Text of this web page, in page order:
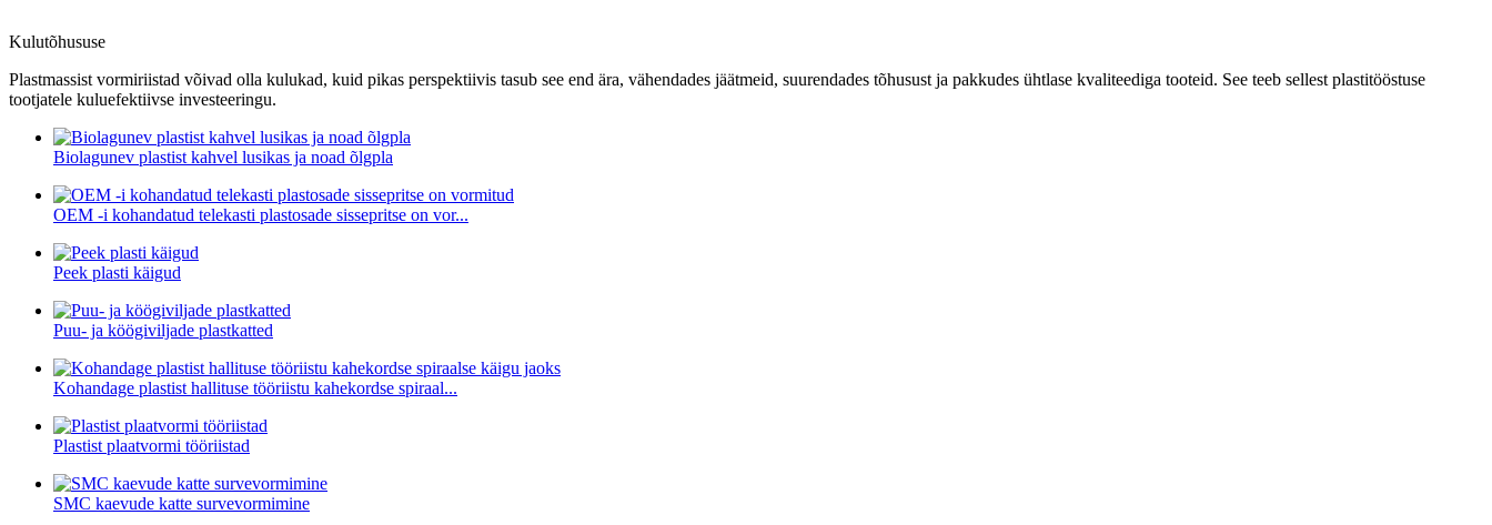
Kulutõhususe
Plastmassist vormiriistad võivad olla kulukad, kuid pikas perspektiivis tasub see end ära, vähendades jäätmeid, suurendades tõhusust ja pakkudes ühtlase kvaliteediga tooteid. See teeb sellest plastitööstuse
tootjatele kuluefektiivse investeeringu.
Biolagunev plastist kahvel lusikas ja noad õlgpla
OEM -i kohandatud telekasti plastosade sissepritse on vor...
Peek plasti käigud
Puu- ja köögiviljade plastkatted
Kohandage plastist hallituse tööriistu kahekordse spiraal...
Plastist plaatvormi tööriistad
SMC kaevude katte survevormimine